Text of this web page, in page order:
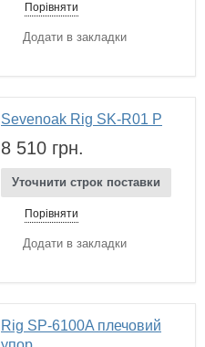
Порівняти
Додати в закладки
Sevenoak Rig SK-R01 P
8 510 грн.
Уточнити строк поставки
Порівняти
Додати в закладки
Rig SP-6100A плечовий